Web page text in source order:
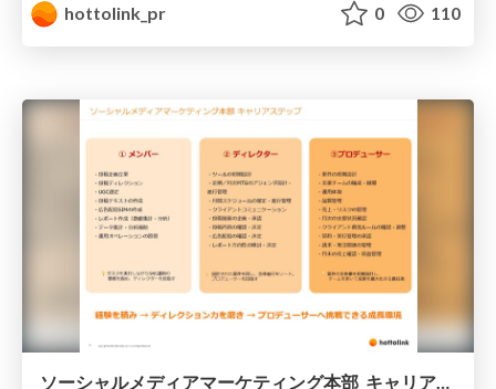
hottolink_pr
0 110
ソーシャルメディアマーケティング本部_キャリアSTEP.pdf